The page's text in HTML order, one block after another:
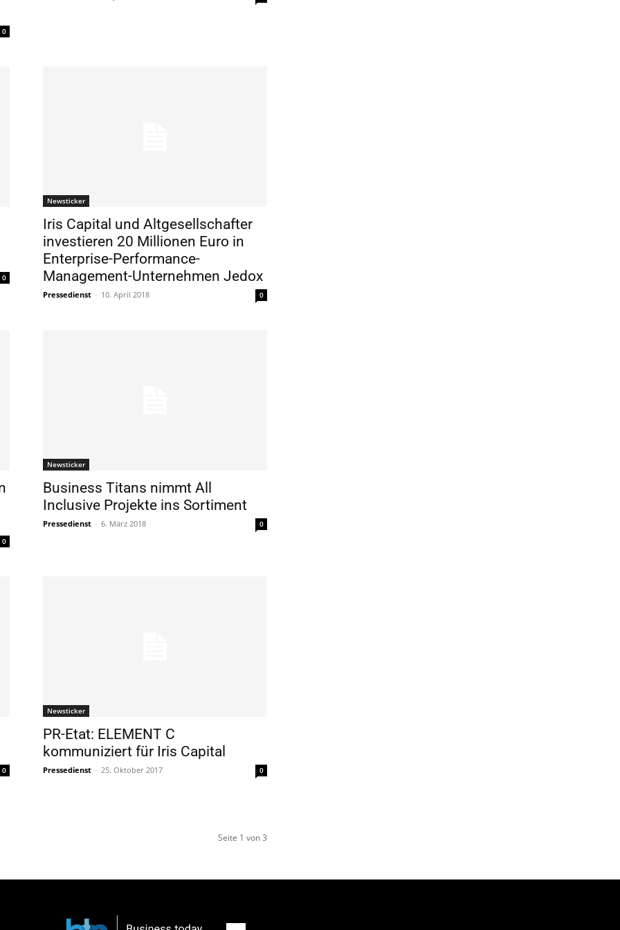
0
0
Newsticker
Iris Capital und Altgesellschafter
investieren 20 Millionen Euro in
Enterprise-Performance-
Management-Unternehmen Jedox
Pressedienst - 10. April 2018 0
0
Newsticker
Business Titans nimmt All
Inclusive Projekte ins Sortiment
Pressedienst - 6. März 2018 0
0
Newsticker
PR-Etat: ELEMENT C
kommuniziert für Iris Capital
Pressedienst - 25. Oktober 2017 0
Seite 1 von 3